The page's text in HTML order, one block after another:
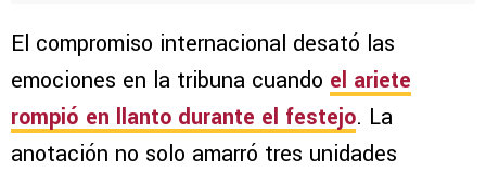
El compromiso internacional desató las
emociones en la tribuna cuando el ariete
rompió en llanto durante el festejo. La
anotación no solo amarró tres unidades